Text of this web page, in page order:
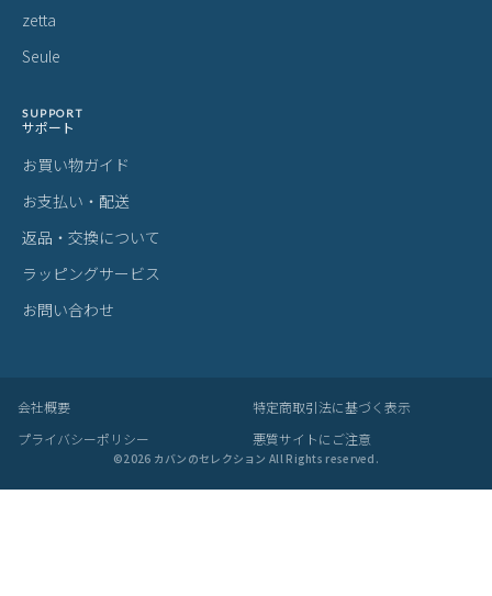
zetta
Seule
SUPPORT
サポート
お買い物ガイド
お支払い・配送
返品・交換について
ラッピングサービス
お問い合わせ
会社概要
特定商取引法に基づく表示
プライバシーポリシー
悪質サイトにご注意
©2026 カバンのセレクション All Rights reserved.